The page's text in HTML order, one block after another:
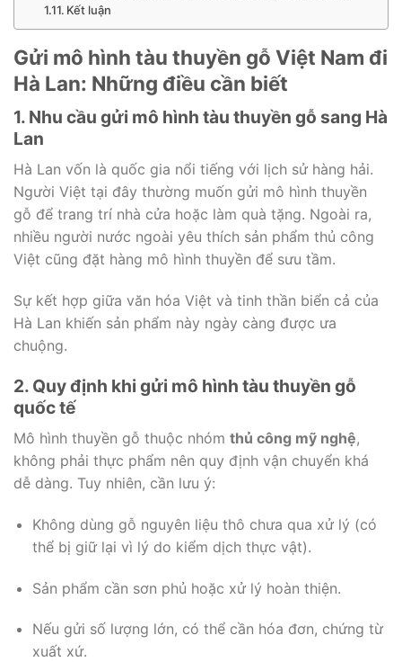
Kết luận
Gửi mô hình tàu thuyền gỗ Việt Nam đi
Hà Lan: Những điều cần biết
1. Nhu cầu gửi mô hình tàu thuyền gỗ sang Hà
Lan
Hà Lan vốn là quốc gia nổi tiếng với lịch sử hàng hải.
Người Việt tại đây thường muốn gửi mô hình thuyền
gỗ để trang trí nhà cửa hoặc làm quà tặng. Ngoài ra,
nhiều người nước ngoài yêu thích sản phẩm thủ công
Việt cũng đặt hàng mô hình thuyền để sưu tầm.
Sự kết hợp giữa văn hóa Việt và tinh thần biển cả của
Hà Lan khiến sản phẩm này ngày càng được ưa
chuộng.
2. Quy định khi gửi mô hình tàu thuyền gỗ
quốc tế
Mô hình thuyền gỗ thuộc nhóm thủ công mỹ nghệ,
không phải thực phẩm nên quy định vận chuyển khá
dễ dàng. Tuy nhiên, cần lưu ý:
Không dùng gỗ nguyên liệu thô chưa qua xử lý (có
thể bị giữ lại vì lý do kiểm dịch thực vật).
Sản phẩm cần sơn phủ hoặc xử lý hoàn thiện.
Nếu gửi số lượng lớn, có thể cần hóa đơn, chứng từ
xuất xứ.